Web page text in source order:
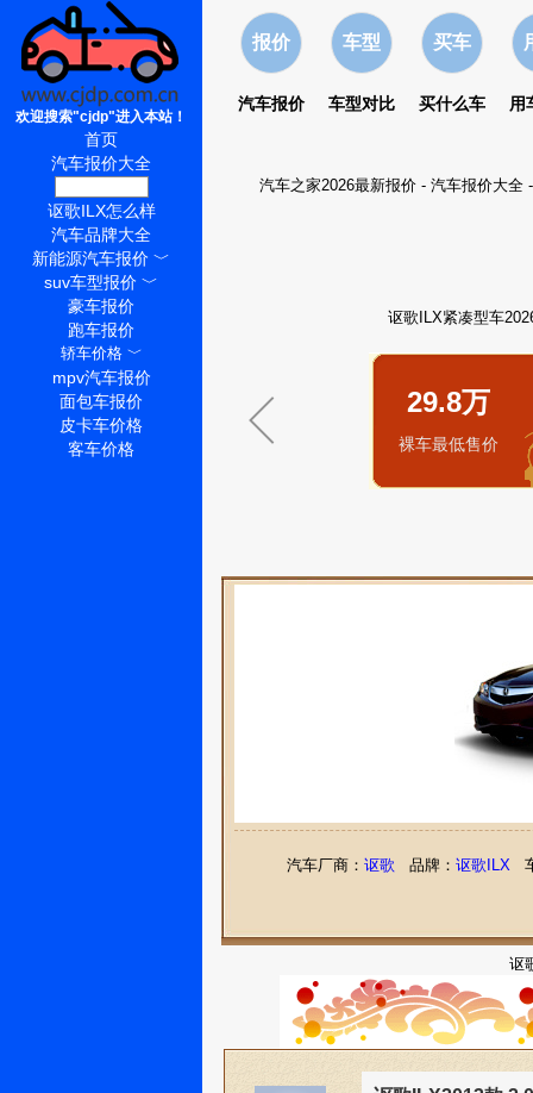
报价
汽车报价
车型
车型对比
买车
买什么车 用
汽车之家2026最新报价- 汽车报价大全
讴歌ILX紧凑型车
29.8万
裸车最低售价
汽车厂商： 讴歌 品牌： 讴歌ILX车
讴
欢迎搜索"cjdp"进入本站！
首页
汽车报价大全
讴歌ILX怎么样
汽车品牌大全
新能源汽车报价 ﹀
suv车型报价 ﹀
豪车报价
跑车报价
轿车价格﹀
mpv汽车报价
面包车报价
皮卡车价格
客车价格